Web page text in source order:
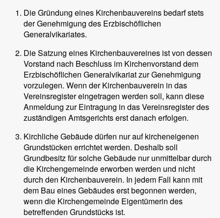
Die Gründung eines Kirchenbauvereins bedarf stets
der Genehmigung des Erzbischöflichen
Generalvikariates.
Die Satzung eines Kirchenbauvereines ist von dessen
Vorstand nach Beschluss im Kirchenvorstand dem
Erzbischöflichen Generalvikariat zur Genehmigung
vorzulegen. Wenn der Kirchenbauverein in das
Vereinsregister eingetragen werden soll, kann diese
Anmeldung zur Eintragung in das Vereinsregister des
zuständigen Amtsgerichts erst danach erfolgen.
Kirchliche Gebäude dürfen nur auf kircheneigenen
Grundstücken errichtet werden. Deshalb soll
Grundbesitz für solche Gebäude nur unmittelbar durch
die Kirchengemeinde erworben werden und nicht
durch den Kirchenbauverein. In jedem Fall kann mit
dem Bau eines Gebäudes erst begonnen werden,
wenn die Kirchengemeinde Eigentümerin des
betreffenden Grundstücks ist.